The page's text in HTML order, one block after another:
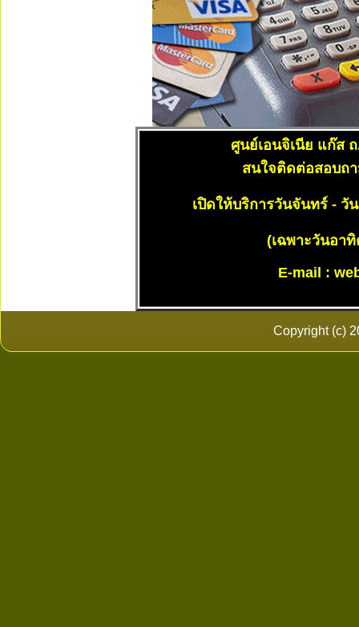
ศูนย์เอนจิเนีย แก๊ส
สนใจติดต่อสอบถา
เปิดให้บริการวันจันทร์ - วั
(เฉพาะวันอา
E-mail :
Copyright (c)